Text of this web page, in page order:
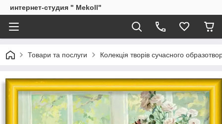
интернет-студия " Mekoll"
Товари та послуги Колекція творів сучасного